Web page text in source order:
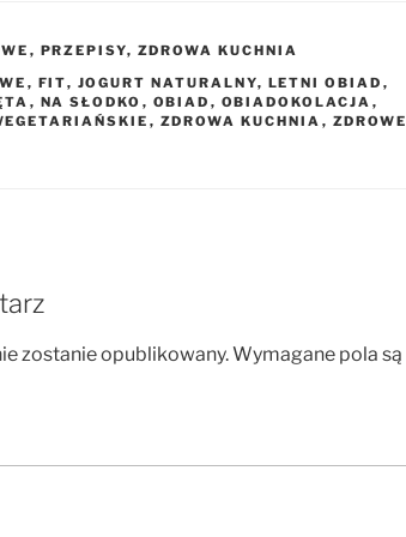
, PRZEPISY, ZDROWA KUCHNIA
, FIT, JOGURT NATURALNY, LETNI OBIAD ,
, NA SŁODKO , OBIAD , OBIADOKOLACJA ,
, ZDROWA KUCHNIA , ZDROWE
zostanie opublikowany.Wymagane pola są